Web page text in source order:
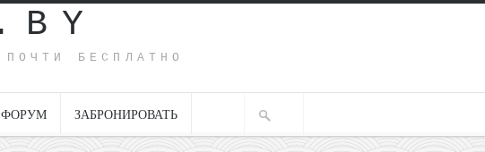
БЕСПЛАТНО
ФОРУМ ЗАБРОНИРОВАТЬ